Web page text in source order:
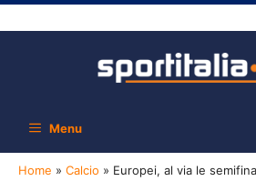
Menu
Home » Calcio » Europei, al via le